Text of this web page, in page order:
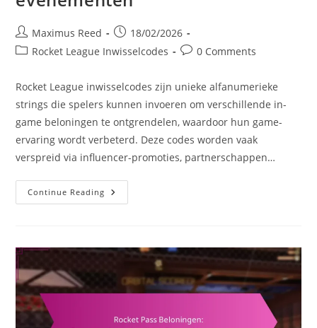
Post
author:
Maximus Reed
Post
published:
18/02/2026
PostRocket League Inwisselcodes
Post0 Comments
Rocket League inwisselcodes zijn unieke alfanumerieke
strings die spelers kunnen invoeren om verschillende in-
game beloningen te ontgrendelen, waardoor hun game-
ervaring wordt verbeterd. Deze codes worden vaak
verspreid via influencer-promoties, partnerschappen…
Continue Reading Rocket
League
Speciale
Evenementen